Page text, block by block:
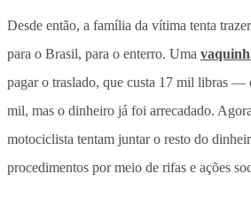
Desde então, a família da vítima tenta
para o Brasil, para o enterro. Uma
pagar o traslado, que custa 17 mil libras —
mil, mas o dinheiro já foi arrecadado.
motociclista tentam juntar o resto do
procedimentos por meio de rifas e ações